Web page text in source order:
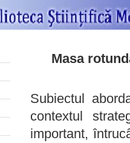
Masa
Subiectul
contextul
important,